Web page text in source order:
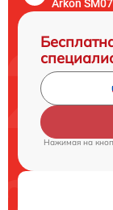
Arkon
Нажимая на